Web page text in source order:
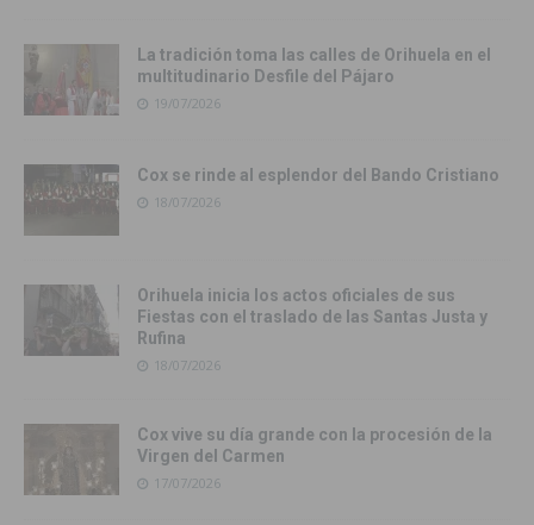
La tradición toma las calles de Orihuela en el
multitudinario Desfile del Pájaro
19/07/2026
Cox se rinde al esplendor del Bando Cristiano
18/07/2026
Orihuela inicia los actos oficiales de sus
Fiestas con el traslado de las Santas Justa y
Rufina
18/07/2026
Cox vive su día grande con la procesión de la
Virgen del Carmen
17/07/2026